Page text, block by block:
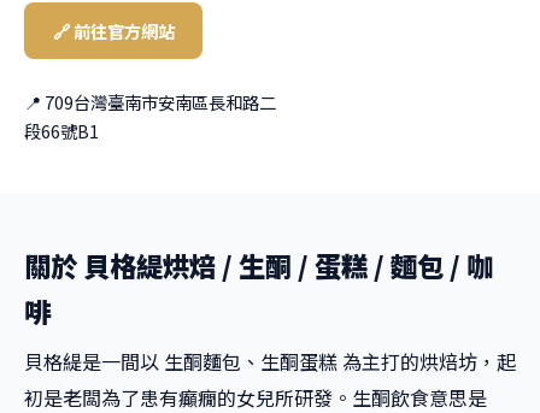
🔗 前往官方網站
📍 709台灣臺南市安南區長和路二
段66號B1
關於 貝格緹烘焙 / 生酮 / 蛋糕 / 麵包 / 咖
啡
貝格緹是一間以 生酮麵包、生酮蛋糕 為主打的烘焙坊，起
初是老闆為了患有癲癇的女兒所研發。生酮飲食意思是